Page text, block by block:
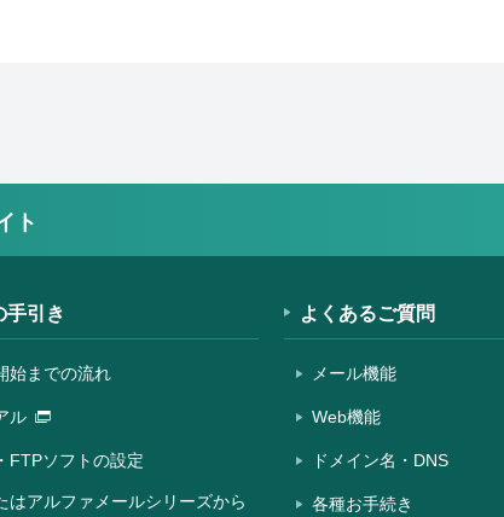
ト
手引き
始までの流れ
ル
FTPソフトの設定
はアルファメールシリーズから
よくあるご質問
メール機能
Web機能
ドメイン名・DNS
各種お手続き